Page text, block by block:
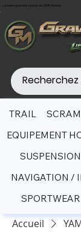
Livraison gratuite à partir de 200€ d'achat
Accueil
TRAIL
EQUIPEMENT
SUSPENSION
NAVIGATION /
SPORTWEAR